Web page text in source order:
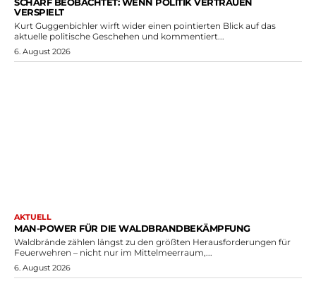
VERSPIELT
Kurt Guggenbichler wirft wider einen pointierten Blick auf das
aktuelle politische Geschehen und kommentiert...
6. August 2026
AKTUELL
MAN-POWER FÜR DIE WALDBRANDBEKÄMPFUNG
Waldbrände zählen längst zu den größten Herausforderungen für
Feuerwehren – nicht nur im Mittelmeerraum,...
6. August 2026